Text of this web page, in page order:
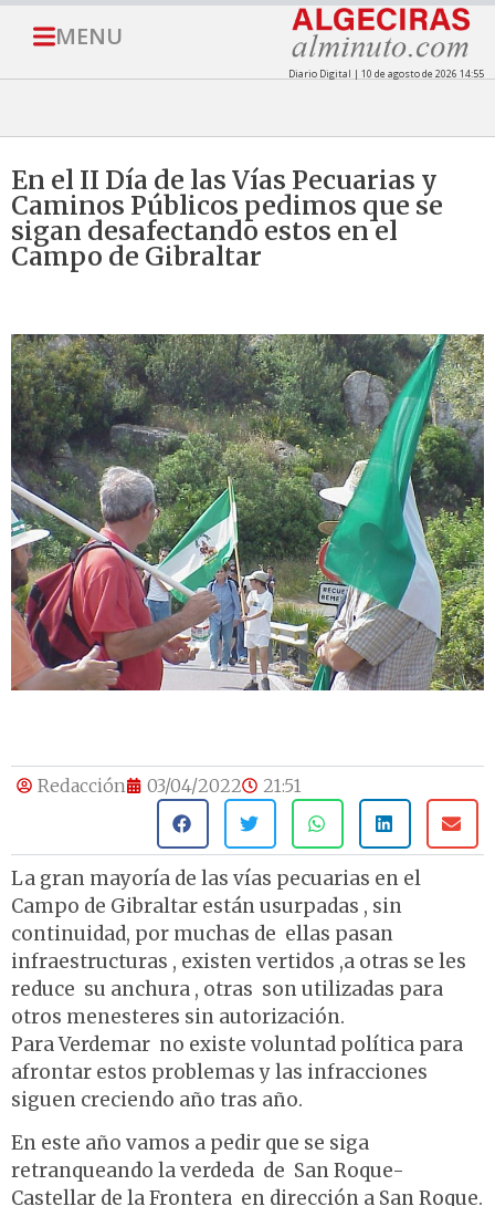
MENU
Diario Digital | 10 de agosto de 2026 14:55
En el II Día de las Vías Pecuarias y
Caminos Públicos pedimos que se
sigan desafectando estos en el
Campo de Gibraltar
Redacción 03/04/2022 21:51
La gran mayoría de las vías pecuarias en el
Campo de Gibraltar están usurpadas , sin
continuidad, por muchas de ellas pasan
infraestructuras , existen vertidos ,a otras se les
reduce su anchura , otras son utilizadas para
otros menesteres sin autorización.
Para Verdemar no existe voluntad política para
afrontar estos problemas y las infracciones
siguen creciendo año tras año.
En este año vamos a pedir que se siga
retranqueando la verdeda de San Roque-
Castellar de la Frontera en dirección a San Roque.